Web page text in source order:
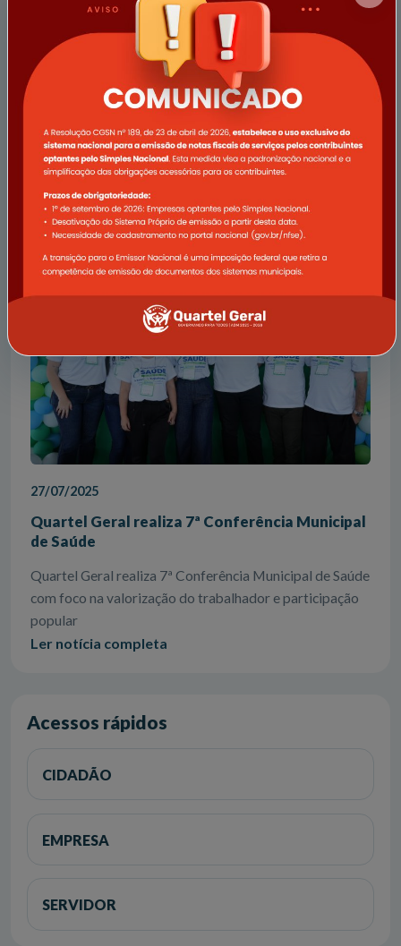
17/09/2025
Atualização do Sistema Tributário Municipal e
Indisponibilidade Temporária de Serviços
A Prefeitura Municipal de Quartel Geral informa que
tributário, visando oferecer serviços mais ágeis, seguros
e eficientes para todos
Ler notícia completa
27/07/2025
Quartel Geral realiza 7ª Conferência Municipal
de Saúde
Quartel Geral realiza 7ª Conferência Municipal de Saúde
com foco na valorização do trabalhador e participação
popular
Ler notícia completa
Acessos rápidos
CIDADÃO
EMPRESA
SERVIDOR